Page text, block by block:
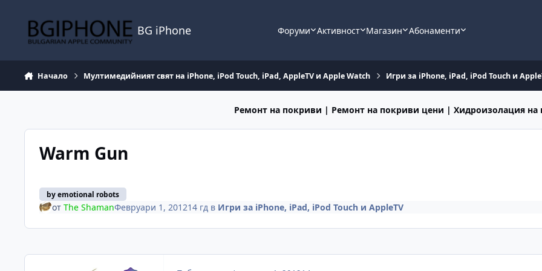
BG iPhone Форуми Активност Магазин Абонаменти
Начало Мултимедийният свят на iPhone, iPod Touch, iPad, AppleTV и Apple Watch Игри за iPhone, iPad, iPod Touch и
Ремонт на покриви | Ремонт на покриви цени | Хидроизолация на
Warm Gun
by emotional robots
от The ShamanФевруари 1, 201214 гдв Игри за iPhone, iPad, iPod Touch и AppleTV